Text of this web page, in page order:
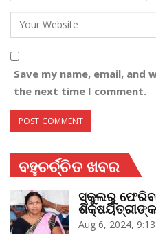
Save my name, email,
the next time I comment.
ବହୁଚର୍ଚ୍ଚିତ ଖବର
ସ୍କୁଲରୁ
Aug 6, 2024,